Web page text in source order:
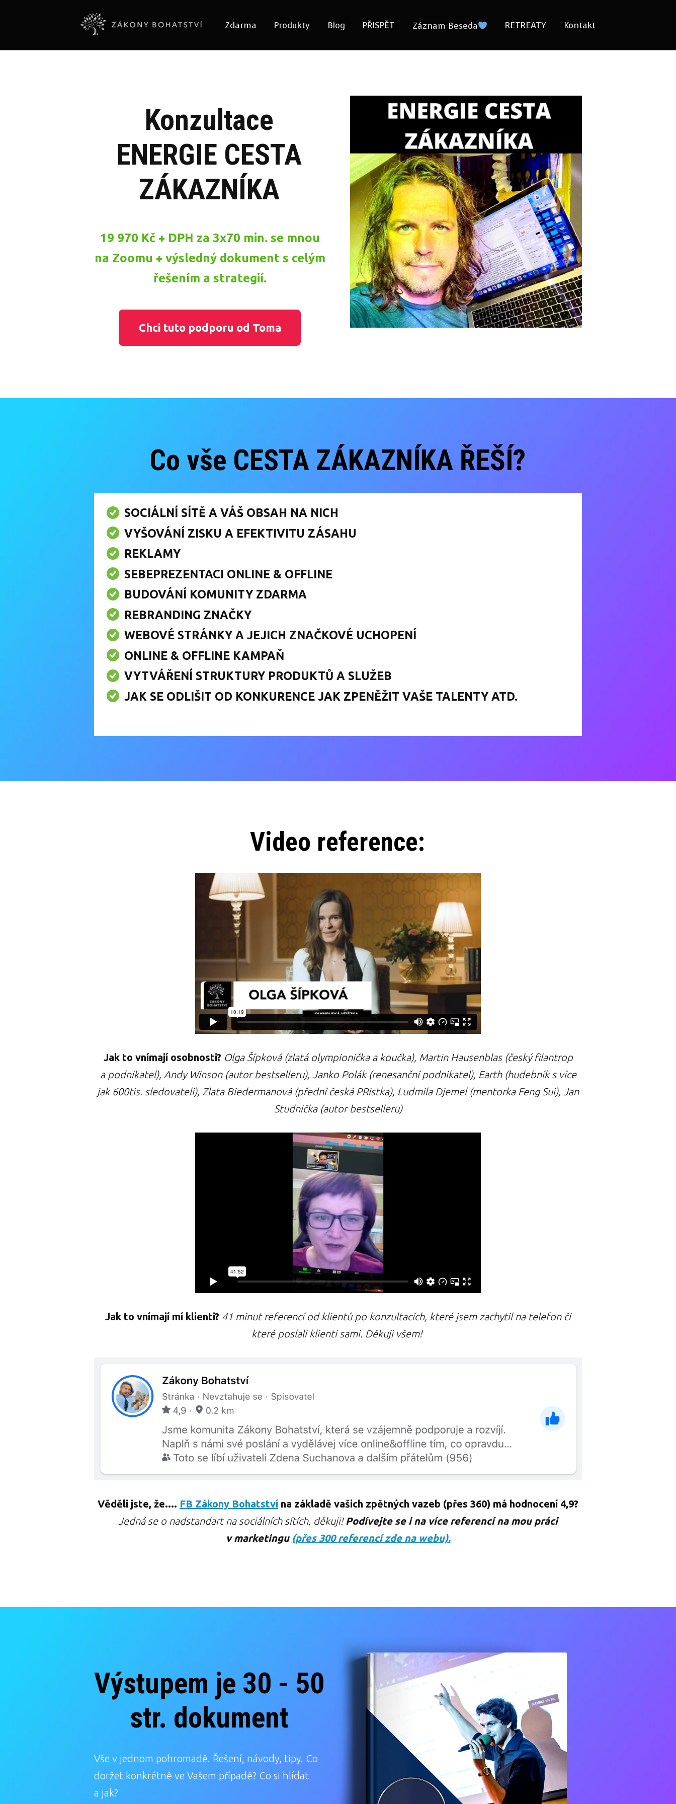
Zdarma Produkty Blog PŘISPĚT Záznam Beseda RETREATY Kontakt
Konzultace
ENERGIE CESTA
ZÁKAZNÍKA
19 970 Kč + DPH za 3x70 min. se mnou
na Zoomu + výsledný dokument s celým
řešením a strategií.
Chci tuto podporu od Toma
Co vše CESTA ZÁKAZNÍKA ŘEŠÍ?
SOCIÁLNÍ SÍTĚ A VÁŠ OBSAH NA NICH
VYŠOVÁNÍ ZISKU A EFEKTIVITU ZÁSAHU
REKLAMY
SEBEPREZENTACI ONLINE & OFFLINE
BUDOVÁNÍ KOMUNITY ZDARMA
REBRANDING ZNAČKY
WEBOVÉ STRÁNKY A JEJICH ZNAČKOVÉ UCHOPENÍ
ONLINE & OFFLINE KAMPAŇ
VYTVÁŘENÍ STRUKTURY PRODUKTŮ A SLUŽEB
JAK SE ODLIŠIT OD KONKURENCE JAK ZPENĚŽIT VAŠE TALENTY ATD.
Video reference:
Jak to vnímají osobnosti? Olga Šípková (zlatá olympionička a koučka), Martin Hausenblas (český filantrop
a podnikatel), Andy Winson (autor bestselleru), Janko Polák (renesanční podnikatel), Earth (hudebník s více
jak 600tis. sledovateli), Zlata Biedermanová (přední česká PRistka), Ludmila Djemel (mentorka Feng Sui), Jan
Studnička (autor bestselleru)
Jak to vnímají mí klienti? 41 minut referencí od klientů po konzultacích, které jsem zachytil na telefon či
které poslali klienti sami. Děkuji všem!
Věděli jste, že.... FB Zákony Bohatství na základě vašich zpětných vazeb (přes 360) má hodnocení 4,9?
Jedná se o nadstandart na sociálních sítích, děkuji! Podívejte se i na více referencí na mou práci
v marketingu (přes 300 referencí zde na webu).
Výstupem je 30 - 50
str. dokument
Vše v jednom pohromadě. Řešení, návody, tipy. Co
doržet konkrétně ve Vašem případě? Co si hlídat
a jak?